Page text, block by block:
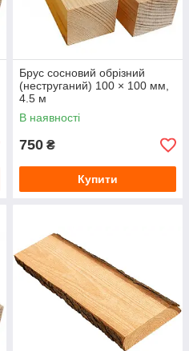
Брус сосновий обрізний
(неструганий) 100 × 100 мм,
4.5 м
В наявності
750 ₴
Купити